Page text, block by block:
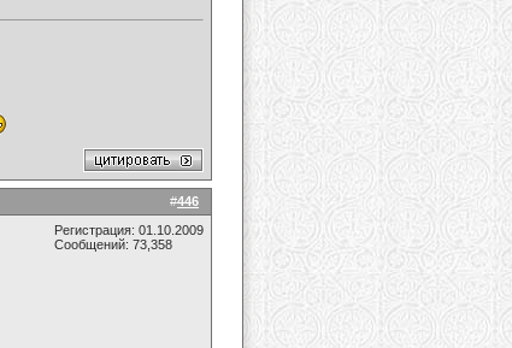
#446
Регистрация: 01.10.2009
Сообщений: 73,358